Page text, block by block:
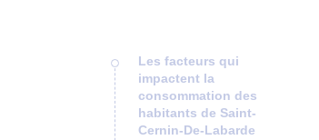
Les facteurs qui
impactent la
consommation des
habitants de Saint-
Cernin-De-Labarde